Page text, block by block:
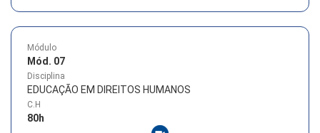
Módulo
Mód. 07
Disciplina
EDUCAÇÃO EM DIREITOS HUMANOS
C.H
80h